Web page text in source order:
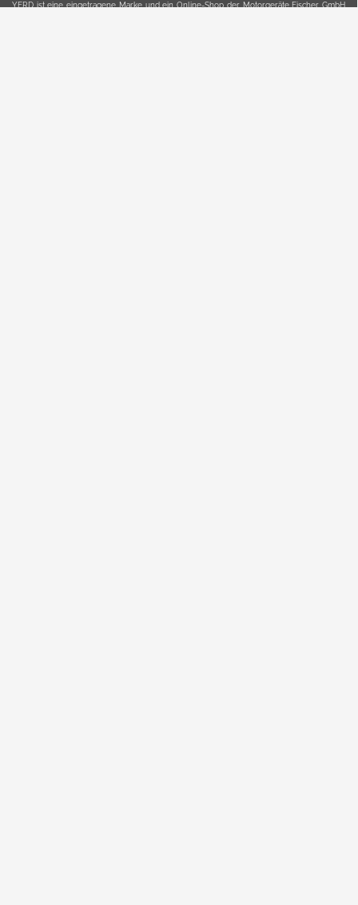
YERD ist eine eingetragene Marke und ein Online-Shop der Motorgeräte Fischer GmbH